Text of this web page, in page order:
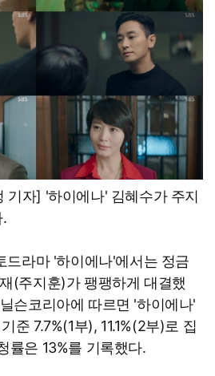
기자] '하이에나' 김혜수가 주지
드라마 '하이에나'에서는 정금
(주지훈)가 팽팽하게 대결했
슨코리아에 따르면 '하이에나'
준 7.7%(1부), 11.1%(2부)로 집
률은 13%를 기록했다.